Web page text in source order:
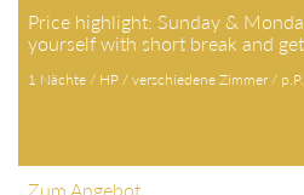
Price highlight: Sunday &
yourself with short break and
1 Nächte / HP / verschiedene Zimmer / p.P.
Zum Angebot